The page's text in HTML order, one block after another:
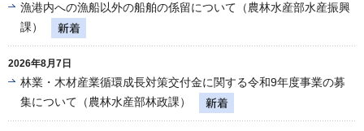
漁港内への漁船以外の船舶の係留について（農林水産部水産振興
課）
2026年8月7日
林業・木材産業循環成長対策交付金に関する令和9年度事業の募
集について（農林水産部林政課）